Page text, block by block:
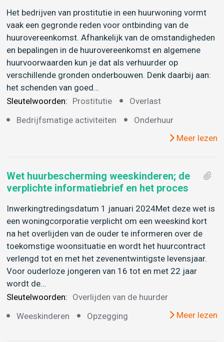
Het bedrijven van prostitutie in een huurwoning vormt
vaak een gegronde reden voor ontbinding van de
huurovereenkomst. Afhankelijk van de omstandigheden
en bepalingen in de huurovereenkomst en algemene
huurvoorwaarden kun je dat als verhuurder op
verschillende gronden onderbouwen. Denk daarbij aan:
het schenden van goed…
Sleutelwoorden: Prostitutie
Overlast
Bedrijfsmatige activiteiten
Onderhuur
Meer lezen
Wet huurbescherming weeskinderen; de
verplichte informatiebrief en het proces
Inwerkingtredingsdatum 1 januari 2024Met deze wet is
een woningcorporatie verplicht om een weeskind kort
na het overlijden van de ouder te informeren over de
toekomstige woonsituatie en wordt het huurcontract
verlengd tot en met het zevenentwintigste levensjaar.
Voor ouderloze jongeren van 16 tot en met 22 jaar
wordt de…
Sleutelwoorden: Overlijden van de huurder
Weeskinderen
Opzegging Meer lezen